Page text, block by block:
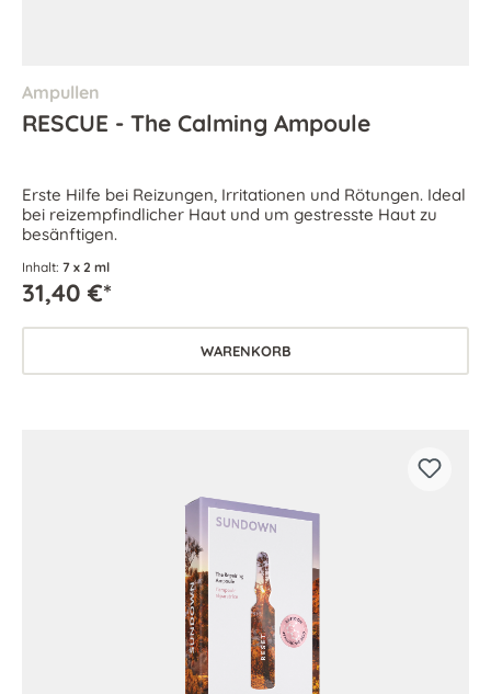
Ampullen
RESCUE - The Calming Ampoule
Erste Hilfe bei Reizungen, Irritationen und Rötungen. Ideal
bei reizempfindlicher Haut und um gestresste Haut zu
besänftigen.
Inhalt: 7 x 2 ml
31,40 €*
WARENKORB